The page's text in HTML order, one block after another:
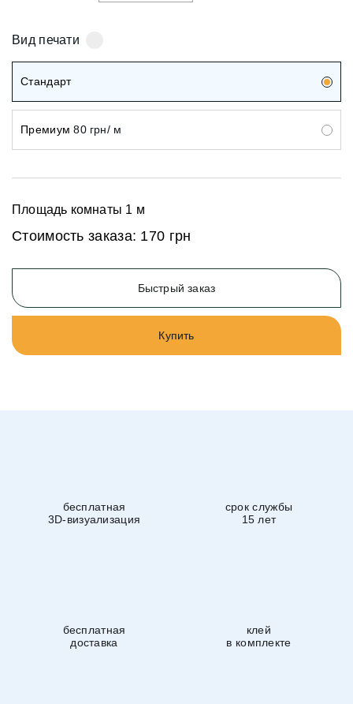
Вид печати
Стандарт
Премиум 80 грн/ м
Площадь комнаты 1 м
Стоимость заказа: 170 грн
Быстрый заказ
Купить
бесплатная
3D-визуализация
срок службы
15 лет
бесплатная
доставка
клей
в комплекте